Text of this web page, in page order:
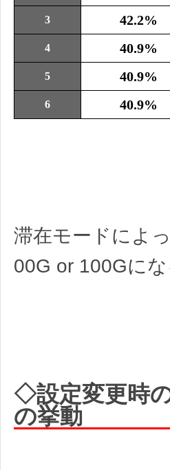
3 42.2%
4 40.9%
5 40.9%
6 40.9%
滞在モードによ
00G or 100Gにな
◇設定変更時
の挙動